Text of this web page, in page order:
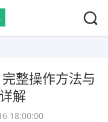
整操作方法与
解
18:00:00